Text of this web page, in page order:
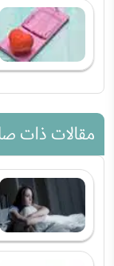
مقالات ذات